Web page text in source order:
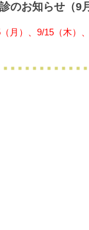
のお知らせ（9
（月）、9/15（木）